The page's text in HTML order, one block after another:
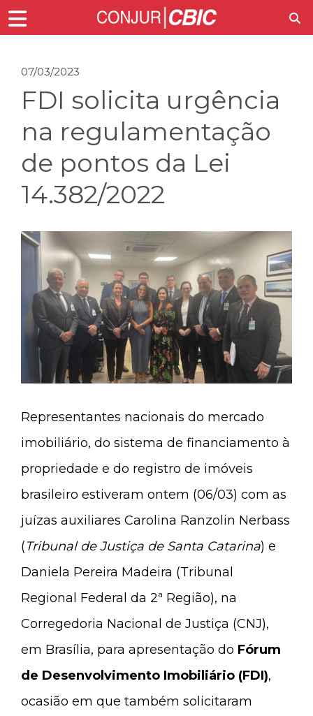
07/03/2023
FDI solicita urgência
na regulamentação
de pontos da Lei
14.382/2022
Representantes nacionais do mercado
imobiliário, do sistema de financiamento à
propriedade e do registro de imóveis
brasileiro estiveram ontem (06/03) com as
juízas auxiliares Carolina Ranzolin Nerbass
(Tribunal de Justiça de Santa Catarina) e
Daniela Pereira Madeira (Tribunal
Regional Federal da 2ª Região), na
Corregedoria Nacional de Justiça (CNJ),
em Brasília, para apresentação do Fórum
de Desenvolvimento Imobiliário (FDI),
ocasião em que também solicitaram